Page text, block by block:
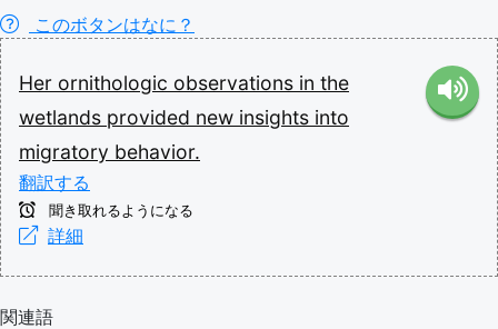
このボタンはなに？
Her ornithologic observations in the
wetlands provided new insights into
migratory behavior.
翻訳する
聞き取れるようになる
詳細
関連語